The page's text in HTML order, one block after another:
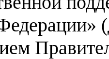
» (